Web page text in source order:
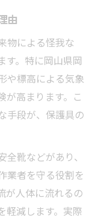
由
物による怪我な
す。特に岡山県岡
や標高による気象
が高まります。こ
手段が、保護具の
靴などがあり、
業者を守る役割を
が人体に流れるの
軽減します。実際